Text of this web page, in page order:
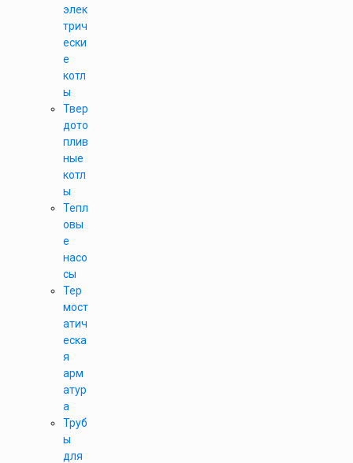
элек
трич
ески
е
котл
ы
Твер
дото
плив
ные
котл
ы
Тепл
овы
е
насо
сы
Тер
мост
атич
еска
я
арм
атур
а
Труб
ы
для